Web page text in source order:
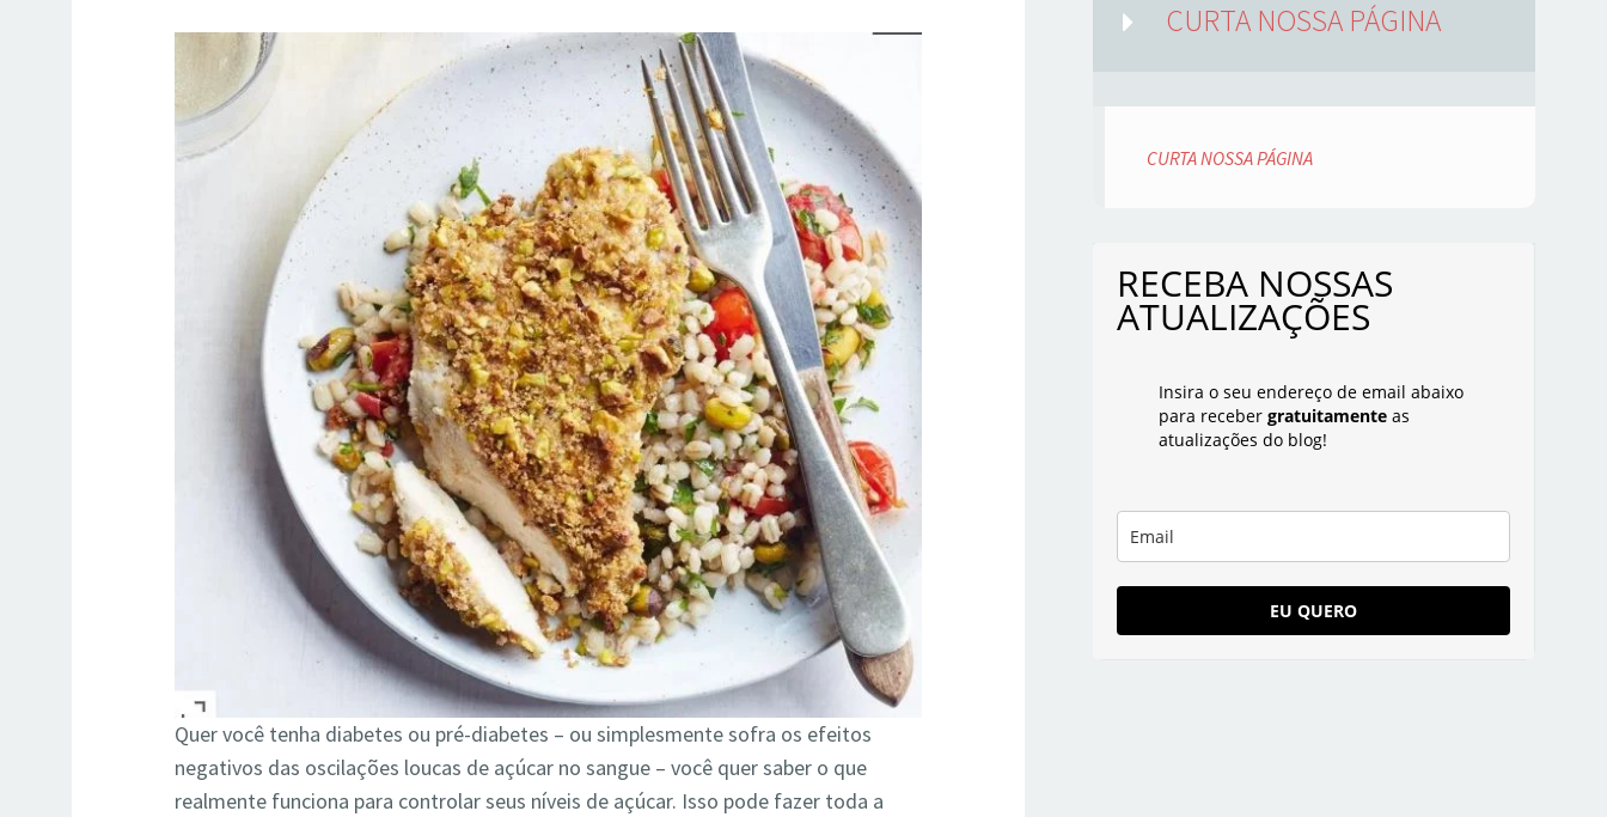
Quer você tenha diabetes ou pré-diabetes – ou simplesmente sofra os efeitos
negativos das oscilações loucas de açúcar no sangue – você quer saber o que
realmente funciona para controlar seus níveis de açúcar. Isso pode fazer toda a
CURTA NOSSA PÁGINA
CURTA NOSSA PÁGINA
RECEBA NOSSAS
ATUALIZAÇÕES
Insira o seu endereço de email abaixo
para recebergratuitamente as
atualizações do blog!
EU QUERO